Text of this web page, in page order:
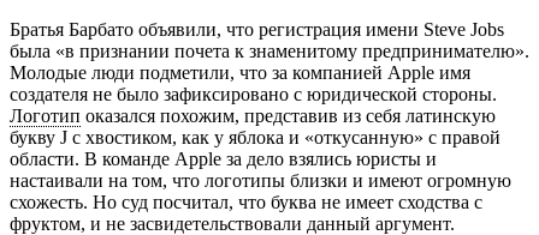
Братья Барбато объявили, что регистрация имени Steve Jobs
была «в признании почета к знаменитому предпринимателю».
Молодые люди подметили, что за компанией Apple имя
создателя не было зафиксировано с юридической стороны.
Логотип оказался похожим, представив из себя латинскую
букву J с хвостиком, как у яблока и «откусанную» с правой
области. В команде Apple за дело взялись юристы и
настаивали на том, что логотипы близки и имеют огромную
схожесть. Но суд посчитал, что буква не имеет сходства с
фруктом, и не засвидетельствовали данный аргумент.